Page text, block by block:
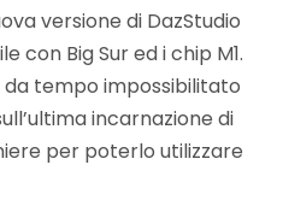
versione di DazStudio
con Big Sur ed i chip M1.
tempo impossibilitato
incarnazione di
per poterlo utilizzare